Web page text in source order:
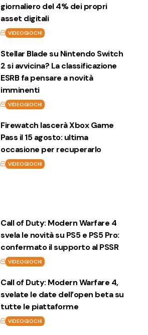
giornaliero del 4% dei propri
asset digitali
VIDEOGIOCHI
Stellar Blade su Nintendo Switch
2 si avvicina? La classificazione
ESRB fa pensare a novità
imminenti
VIDEOGIOCHI
Firewatch lascerà Xbox Game
Pass il 15 agosto: ultima
occasione per recuperarlo
VIDEOGIOCHI
Call of Duty: Modern Warfare 4
svela le novità su PS5 e PS5 Pro:
confermato il supporto al PSSR
VIDEOGIOCHI
Call of Duty: Modern Warfare 4,
svelate le date dell’open beta su
tutte le piattaforme
VIDEOGIOCHI